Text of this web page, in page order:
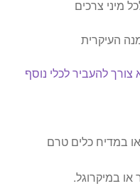
מיני צרכים
העיקרית
להעביר לכלי נוסף
במדיח כלים טרם
או במיקרוגל.